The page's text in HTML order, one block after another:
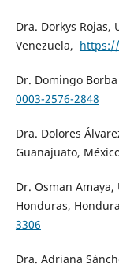
Dra. Dorkys Rojas,
Venezuela,
Dr. Domingo
0003-2576-2848
Dra. Dolores
Guanajuato,
Dr. Osman
Honduras,
3306
Dra. Adriana